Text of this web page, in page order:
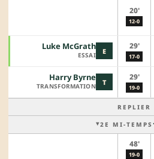
20'
12-0
E
Luke McGrath
ESSAI
29'
17-0
T
Harry Byrne
TRANSFORMATION
29'
19-0
REPLIER
2E MI-TEMPS
48'
19-0